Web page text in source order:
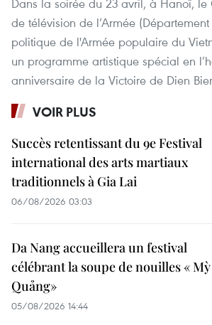
de télévision de l’Armée
politique de l'Armée populaire du
un programme artistique spécial en
anniversaire de la Victoire de Dien
VOIR PLUS
Succès retentissant du 9e Festival
international des arts martiaux
traditionnels à Gia Lai
06/08/2026 03:03
Da Nang accueillera un festival
célébrant la soupe de nouilles « Mỳ
Quảng»
05/08/2026 14:44